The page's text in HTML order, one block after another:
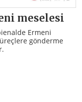
meselesi
Ermeni
gönderme